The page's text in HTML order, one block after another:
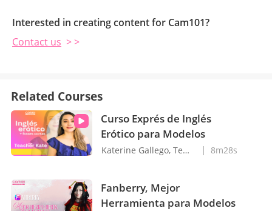
Interested in creating content for Cam101?
Contact us > >
Related Courses
Curso Exprés de Inglés
Erótico para Modelos
Katerine Gallego, Teacher Kate 8m28s
Fanberry, Mejor
Herramienta para Modelos